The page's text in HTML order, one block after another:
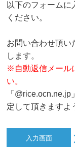
以下のフォームに
ください。
お問い合わせ頂い
します。
※自動返信メール
い。
「
定して頂きますよ
入力画面